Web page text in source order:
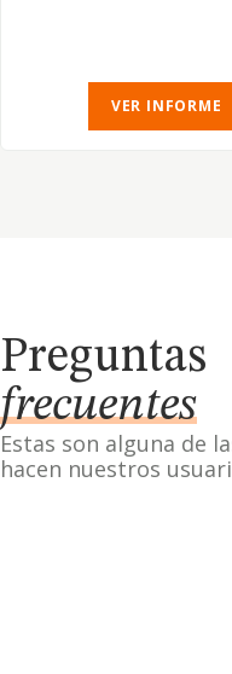
VER INFORME
Preguntas
frecuentes
Estas son alguna de
hacen nuestros